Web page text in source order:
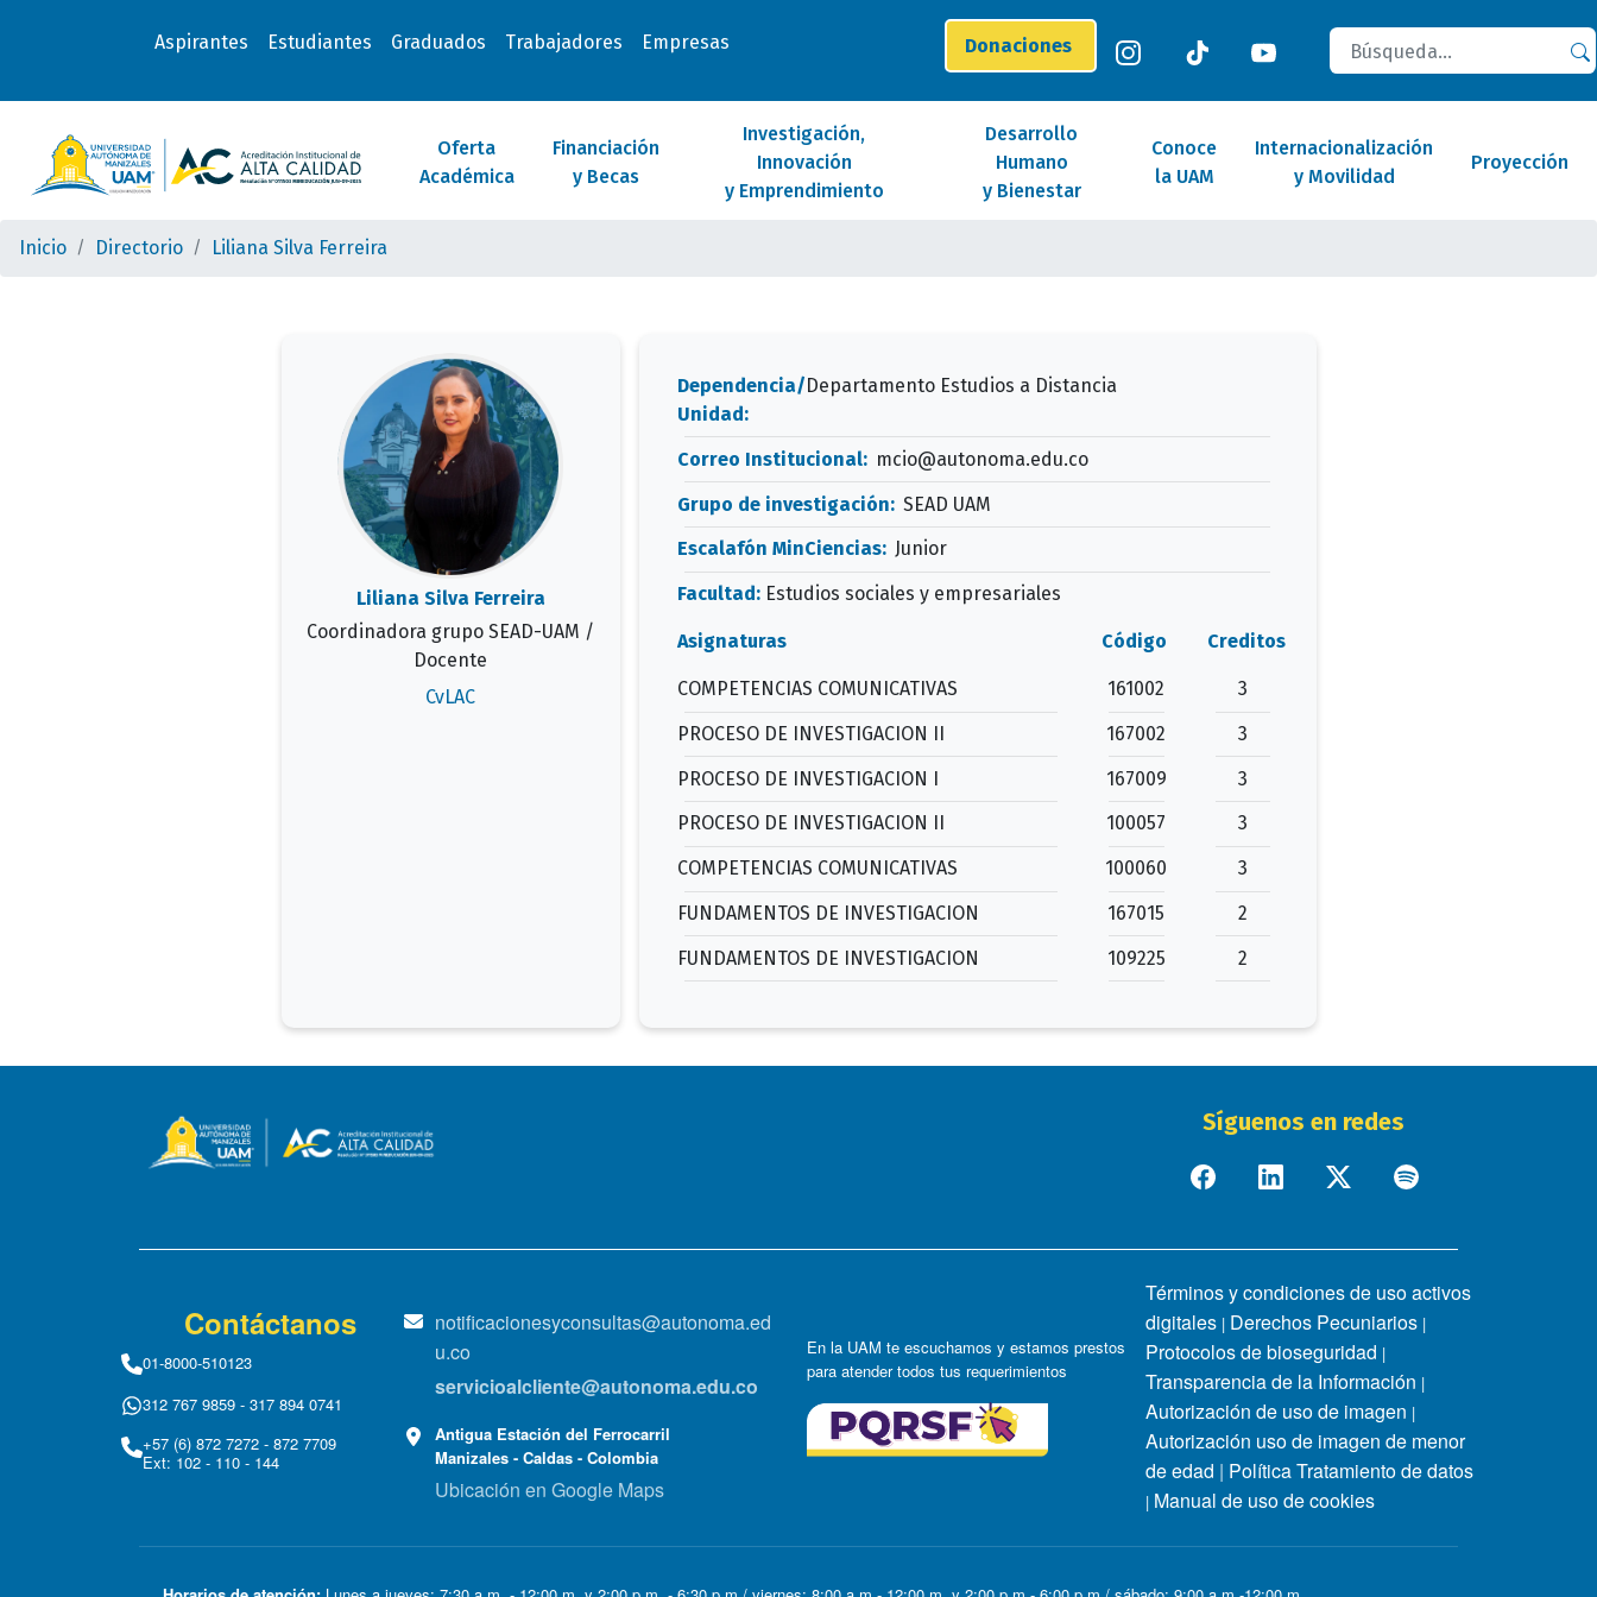
Aspirantes Estudiantes Graduados Trabajadores Empresas Donaciones
Buscar
Oferta
Académica
Financiación
y Becas
Investigación,
Innovación
y Emprendimiento
Desarrollo
Humano
y Bienestar
Conoce
la UAM
Internacionalización
y Movilidad
Proyección
Inicio Directorio Liliana Silva Ferreira
Liliana Silva Ferreira
Coordinadora grupo SEAD-UAM /
Docente
CvLAC
Dependencia/
Unidad:
Departamento Estudios a Distancia
Correo Institucional: mcio@autonoma.edu.co
Grupo de investigación: SEAD UAM
Escalafón MinCiencias: Junior
Facultad: Estudios sociales y empresariales
Asignaturas Código Creditos
COMPETENCIAS COMUNICATIVAS 161002
3
PROCESO DE INVESTIGACION II
167002
3
PROCESO DE INVESTIGACION I
167009
3
PROCESO DE INVESTIGACION II
100057
3
COMPETENCIAS COMUNICATIVAS
100060
3
FUNDAMENTOS DE INVESTIGACION
167015
2
FUNDAMENTOS DE INVESTIGACION
109225 2
Síguenos en redes
Contáctanos
01-8000-510123
312 767 9859 - 317 894 0741
+57 (6) 872 7272 - 872 7709
Ext: 102 - 110 - 144
notificacionesyconsultas@autonoma.ed
u.co
servicioalcliente@autonoma.edu.co
Antigua Estación del Ferrocarril
Manizales - Caldas - Colombia
Ubicación en Google Maps
En la UAM te escuchamos y estamos prestos
para atender todos tus requerimientos
Términos y condiciones de uso activos
digitales | Derechos Pecuniarios |
Protocolos de bioseguridad |
Transparencia de la Información |
Autorización de uso de imagen |
Autorización uso de imagen de menor
de edad | Política Tratamiento de datos
| Manual de uso de cookies